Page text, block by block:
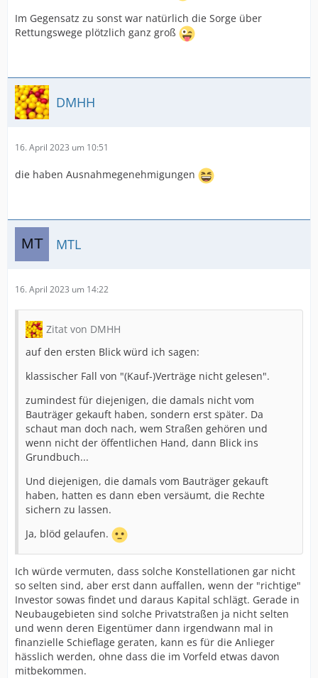
Im Gegensatz zu sonst war natürlich die Sorge über
Rettungswege plötzlich ganz groß
DMHH
16. April 2023 um 10:51
die haben Ausnahmegenehmigungen
MTL
16. April 2023 um 14:22
Zitat von DMHH
auf den ersten Blick würd ich sagen:
klassischer Fall von "(Kauf-)Verträge nicht gelesen".
zumindest für diejenigen, die damals nicht vom
Bauträger gekauft haben, sondern erst später. Da
schaut man doch nach, wem Straßen gehören und
wenn nicht der öffentlichen Hand, dann Blick ins
Grundbuch...
Und diejenigen, die damals vom Bauträger gekauft
haben, hatten es dann eben versäumt, die Rechte
sichern zu lassen.
Ja, blöd gelaufen.
Ich würde vermuten, dass solche Konstellationen gar nicht
so selten sind, aber erst dann auffallen, wenn der "richtige"
Investor sowas findet und daraus Kapital schlägt. Gerade in
Neubaugebieten sind solche Privatstraßen ja nicht selten
und wenn deren Eigentümer dann irgendwann mal in
finanzielle Schieflage geraten, kann es für die Anlieger
hässlich werden, ohne dass die im Vorfeld etwas davon
mitbekommen.